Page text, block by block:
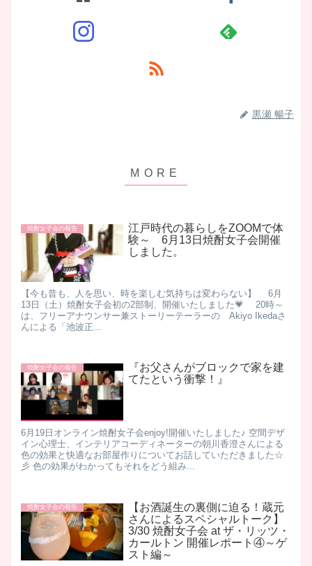
黒瀬 暢子
焼酎女子会の報告
江戸時代の暮らしをZOOMで体
験～ 6月13日焼酎女子会開催
しました。
【今も昔も、人を思い、時を楽しむ気持ちは変わらない】 6月
13日（土）焼酎女子会初の2部制、開催いたしました💗 20時～
は、フリーアナウンサー兼ストーリーテーラーの Akiyo Ikedaさ
んによる「池波正...
焼酎女子会の報告
『お父さんがブロックで家を建
てたという衝撃！』
6月19日オンライン焼酎女子会enjoy!開催いたしました♪ 空間デザ
イン心理士、インテリアコーディネーターの朝川香澄さんによる
色の効果と快適なお部屋作りについてお話していただきました☆
彡 色の効果がわかってもそれをどう組み...
焼酎女子会の報告
【お酒誕生の裏側に迫る！蔵元
さんによるスペシャルトーク】
3/30 焼酎女子会 at ザ・リッツ・
カールトン 開催レポート④～ゲ
スト編～